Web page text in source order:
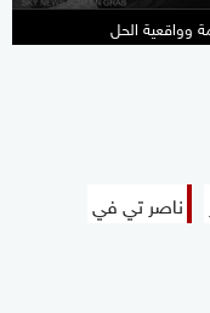
وواقعية الحل
ناصر تي في